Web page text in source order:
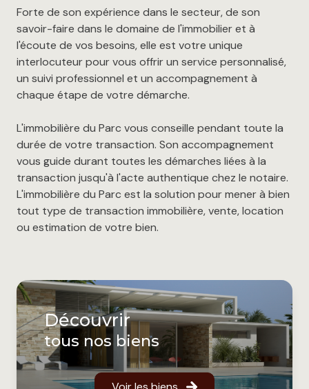
Découvrir
tous nos biens
Forte de son expérience dans le secteur, de son
savoir-faire dans le domaine de l'immobilier et à
l'écoute de vos besoins, elle est votre unique
interlocuteur pour vous offrir un service personnalisé,
un suivi professionnel et un accompagnement à
chaque étape de votre démarche.
L'immobilière du Parc vous conseille pendant toute la
durée de votre transaction. Son accompagnement
vous guide durant toutes les démarches liées à la
transaction jusqu'à l'acte authentique chez le notaire.
L'immobilière du Parc est la solution pour mener à bien
tout type de transaction immobilière, vente, location
ou estimation de votre bien.